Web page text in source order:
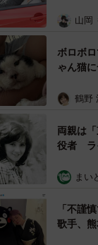
憩まで
山岡
ボロボ
ゃん猫
暮らすと
鶴野
両親は
役者 ラ
ングフ
む」
まい
「不謹
歌手、